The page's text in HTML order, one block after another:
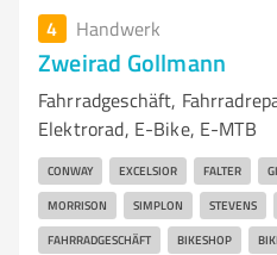
4 Handwerk
Zweirad Gollmann
Fahrradgeschäft,
Elektrorad, E-Bike, E-MTB
CONWAY EXCELSIOR FALTER
MORRISON SIMPLON STEVENS
FAHRRADGESCHÄFT BIKESHOP